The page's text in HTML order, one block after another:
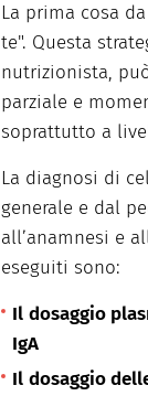
La prima cosa
te". Questa
nutrizionista,
parziale e
soprattutto a
La diagnosi di
generale e dal
all’anamnesi e
eseguiti sono:
Il dosaggio
IgA
Il dosaggio